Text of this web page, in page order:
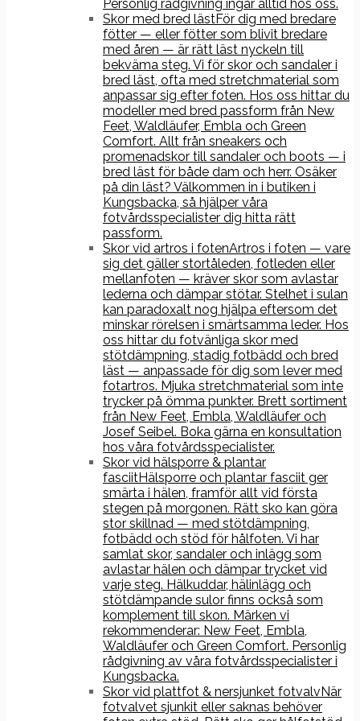
Personlig rådgivning ingår alltid hos oss.
Skor med bred lästFör dig med bredare
fötter — eller fötter som blivit bredare
med åren — är rätt läst nyckeln till
bekväma steg. Vi för skor och sandaler i
bred läst, ofta med stretchmaterial som
anpassar sig efter foten. Hos oss hittar du
modeller med bred passform från New
Feet, Waldläufer, Embla och Green
Comfort. Allt från sneakers och
promenadskor till sandaler och boots — i
bred läst för både dam och herr. Osäker
på din läst? Välkommen in i butiken i
Kungsbacka, så hjälper våra
fotvårdsspecialister dig hitta rätt
passform.
Skor vid artros i fotenArtros i foten — vare
sig det gäller stortåleden, fotleden eller
mellanfoten — kräver skor som avlastar
lederna och dämpar stötar. Stelhet i sulan
kan paradoxalt nog hjälpa eftersom det
minskar rörelsen i smärtsamma leder. Hos
oss hittar du fotvänliga skor med
stötdämpning, stadig fotbädd och bred
läst — anpassade för dig som lever med
fotartros. Mjuka stretchmaterial som inte
trycker på ömma punkter. Brett sortiment
från New Feet, Embla, Waldläufer och
Josef Seibel. Boka gärna en konsultation
hos våra fotvårdsspecialister.
Skor vid hälsporre & plantar
fasciitHälsporre och plantar fasciit ger
smärta i hälen, framför allt vid första
stegen på morgonen. Rätt sko kan göra
stor skillnad — med stötdämpning,
fotbädd och stöd för hålfoten. Vi har
samlat skor, sandaler och inlägg som
avlastar hälen och dämpar trycket vid
varje steg. Hälkuddar, hälinlägg och
stötdämpande sulor finns också som
komplement till skon. Märken vi
rekommenderar: New Feet, Embla,
Waldläufer och Green Comfort. Personlig
rådgivning av våra fotvårdsspecialister i
Kungsbacka.
Skor vid plattfot & nersjunket fotvalvNär
fotvalvet sjunkit eller saknas behöver